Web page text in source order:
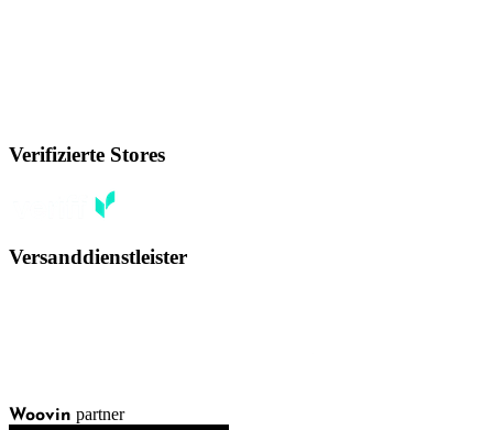
Verifizierte Stores
Versanddienstleister
Woovin partner